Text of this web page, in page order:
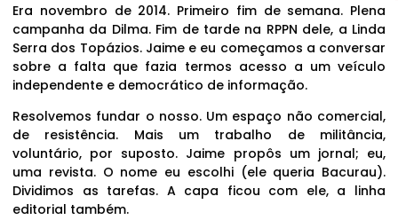
Era novembro de 2014. Primeiro fim de semana. Plena
campanha da Dilma. Fim de tarde na RPPN dele, a Linda
Serra dos Topázios. Jaime e eu começamos a conversar
sobre a falta que fazia termos acesso a um veículo
independente e democrático de informação.
Resolvemos fundar o nosso. Um espaço não comercial,
de resistência. Mais um trabalho de militância,
voluntário, por suposto. Jaime propôs um jornal; eu,
uma revista. O nome eu escolhi (ele queria Bacurau).
Dividimos as tarefas. A capa ficou com ele, a linha
editorial também.